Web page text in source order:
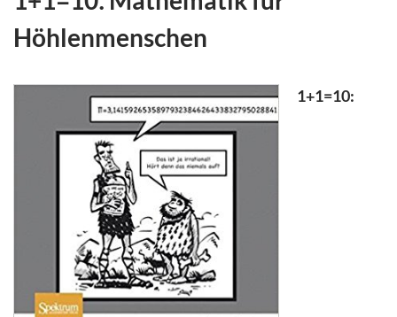
Höhlenmenschen
1+1=10: